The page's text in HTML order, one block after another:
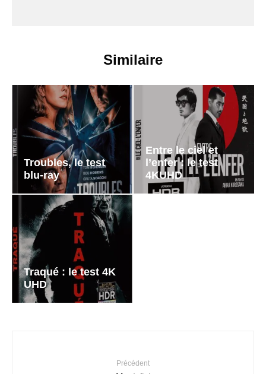
Similaire
Troubles, le test
blu-ray
Entre le ciel et
l’enfer : le test
4KUHD
Traqué : le test 4K
UHD
Précédent